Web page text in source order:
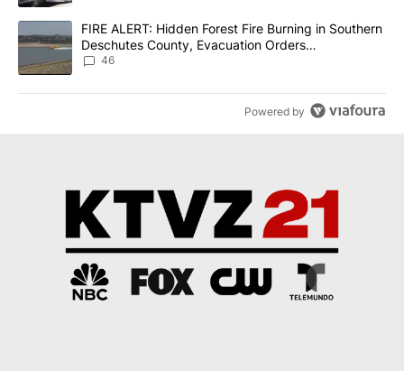
A trending article titled "FIRE ALERT: Hidden Forest Fire
FIRE ALERT: Hidden Forest Fire Burning in Southern
Deschutes County, Evacuation Orders
Implemented
46
Powered by